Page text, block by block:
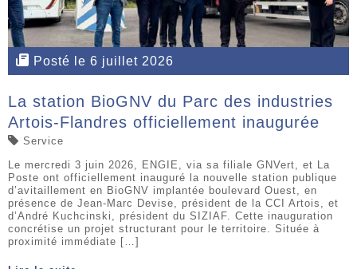
Posté le 6 juillet 2026
La station BioGNV du Parc des industries
Artois-Flandres officiellement inaugurée
Service
Le mercredi 3 juin 2026, ENGIE, via sa filiale GNVert, et La
Poste ont officiellement inauguré la nouvelle station publique
d’avitaillement en BioGNV implantée boulevard Ouest, en
présence de Jean-Marc Devise, président de la CCI Artois, et
d’André Kuchcinski, président du SIZIAF. Cette inauguration
concrétise un projet structurant pour le territoire. Située à
proximité immédiate […]